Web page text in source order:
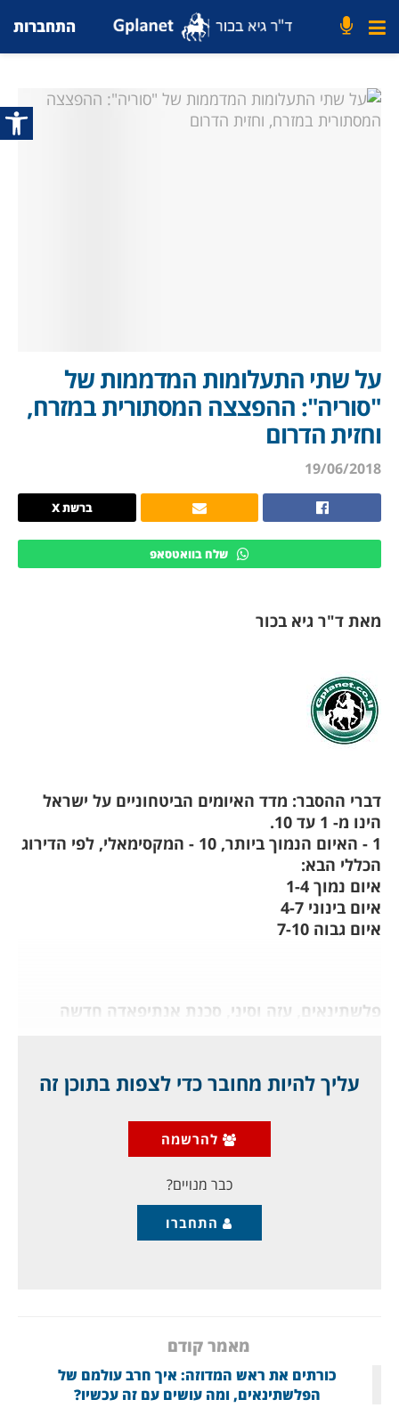
פתח
התחברות
על שתי התעלומות המדממות של
"סוריה": ההפצצה המסתורית במזרח,
וחזית הדרום
19/06/2018
ברשת X
שלח בוואטסאפ
מאת ד"ר גיא בכור
דברי ההסבר: מדד האיומים הביטחוניים על ישראל
הינו מ- 1 עד 10.
1 - האיום הנמוך ביותר, 10 - המקסימאלי, לפי הדירוג
הכללי הבא:
איום נמוך 1-4
איום בינוני 4-7
איום גבוה 7-10
פלשתינאים, עזה וסיני, סכנת אנתיפאדה חדשה
ראינו את רמת הכיאוס בשטחי הרשות הפלשתינאית ועזה,
כאשר המנהיגות הופכת חסרת תפקוד. הכיאוס הזה בא לידי
עליך להיות מחובר כדי לצפות בתוכן זה
להרשמה
כבר מנויים?
התחברו
מאמר קודם
כורתים את ראש המדוזה: איך חרב עולמם של
הפלשתינאים, ומה עושים עם זה עכשיו?